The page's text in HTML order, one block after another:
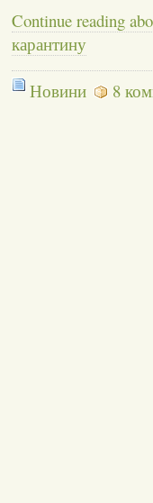
Continue reading
карантину
Новини 8